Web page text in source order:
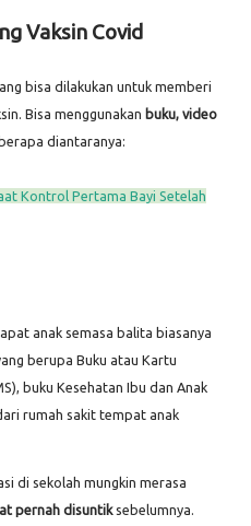
Vaksin Covid
bisa dilakukan untuk memberi
Bisa menggunakan buku, video
diantaranya:
Kontrol Pertama Bayi Setelah
anak semasa balita biasanya
berupa Buku atau Kartu
buku Kesehatan Ibu dan Anak
rumah sakit tempat anak
di sekolah mungkin merasa
pernah disuntiksebelumnya.